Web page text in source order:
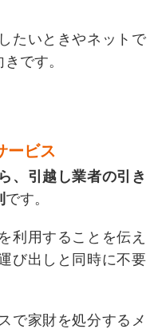
たいときやネットで
です。
ービス
、引越し業者の引き
です。
利用することを伝え
び出しと同時に不要
で家財を処分するメ